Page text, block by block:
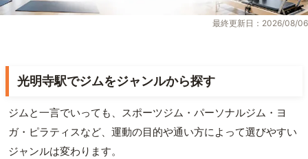
最終更新日：2026/08/06
光明寺駅でジムをジャンルから探す
ジムと一言でいっても、スポーツジム・パーソナルジム・ヨ
ガ・ピラティスなど、運動の目的や通い方によって選びやすい
ジャンルは変わります。